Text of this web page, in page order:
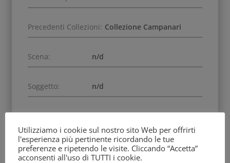
Precedenti Collezioni: Collezione Campanari
Scena: n/d
Soggetto: n/d
Decorazione Accessoria: Scanalature.
Settore - Necropoli: n/d
Utilizziamo i cookie sul nostro sito Web per offrirti
l'esperienza più pertinente ricordando le tue
preferenze e ripetendo le visite. Cliccando “Accetta”
acconsenti all'uso di TUTTI i cookie.